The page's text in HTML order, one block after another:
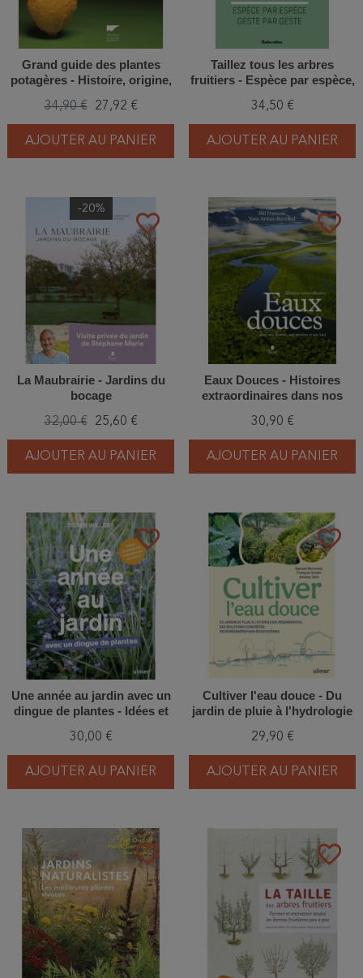
Grand guide des plantes
potagères - Histoire, origine,
34,90 € 27,92 €
AJOUTER AU PANIER
Taillez tous les arbres
fruitiers - Espèce par espèce,
34,50 €
AJOUTER AU PANIER
favorite_border
-20%
La Maubrairie - Jardins du
bocage
32,00 € 25,60 €
AJOUTER AU PANIER
favorite_border
Eaux Douces - Histoires
extraordinaires dans nos
lacs
30,90 €
AJOUTER AU PANIER
favorite_border
Une année au jardin avec un
dingue de plantes - Idées et
nature
30,00 €
AJOUTER AU PANIER
favorite_border
Cultiver l'eau douce - Du
jardin de pluie à l'hydrologie
concrètes pour régénérer
nos écosystèmes
29,90 €
AJOUTER AU PANIER
favorite_border favorite_border